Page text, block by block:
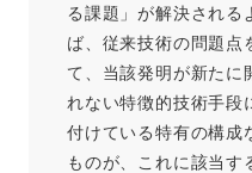
る課題」が解決される
ば、従来技術の問題点
て、当該発明が新たに
れない特徴的技術手段
付けている特有の構成
ものが、これに該当す